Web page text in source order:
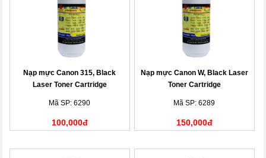
Nạp mực Canon 315, Black
Laser Toner Cartridge
Mã SP: 6290
100,000đ
Nạp mực Canon W, Black Laser
Toner Cartridge
Mã SP: 6289
150,000đ